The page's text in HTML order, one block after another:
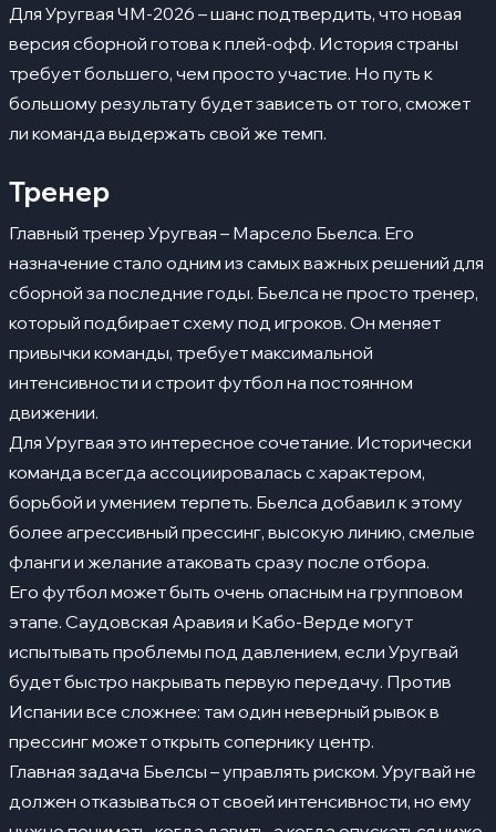
Для Уругвая ЧМ-2026 – шанс подтвердить, что новая
версия сборной готова к плей-офф. История страны
требует большего, чем просто участие. Но путь к
большому результату будет зависеть от того, сможет
ли команда выдержать свой же темп.
Тренер
Главный тренер Уругвая – Марсело Бьелса. Его
назначение стало одним из самых важных решений для
сборной за последние годы. Бьелса не просто тренер,
который подбирает схему под игроков. Он меняет
привычки команды, требует максимальной
интенсивности и строит футбол на постоянном
движении.
Для Уругвая это интересное сочетание. Исторически
команда всегда ассоциировалась с характером,
борьбой и умением терпеть. Бьелса добавил к этому
более агрессивный прессинг, высокую линию, смелые
фланги и желание атаковать сразу после отбора.
Его футбол может быть очень опасным на групповом
этапе. Саудовская Аравия и Кабо-Верде могут
испытывать проблемы под давлением, если Уругвай
будет быстро накрывать первую передачу. Против
Испании все сложнее: там один неверный рывок в
прессинг может открыть сопернику центр.
Главная задача Бьелсы – управлять риском. Уругвай не
должен отказываться от своей интенсивности, но ему